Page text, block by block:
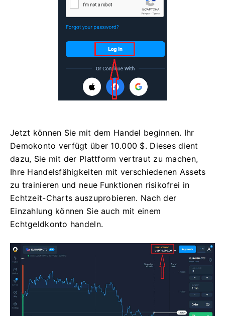
Jetzt können Sie mit dem Handel beginnen. Ihr
Demokonto verfügt über 10.000 $. Dieses dient
dazu, Sie mit der Plattform vertraut zu machen,
Ihre Handelsfähigkeiten mit verschiedenen Assets
zu trainieren und neue Funktionen risikofrei in
Echtzeit-Charts auszuprobieren. Nach der
Einzahlung können Sie auch mit einem
Echtgeldkonto handeln.